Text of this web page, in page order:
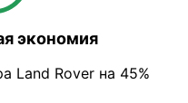
экономия
Land Rover на 45%